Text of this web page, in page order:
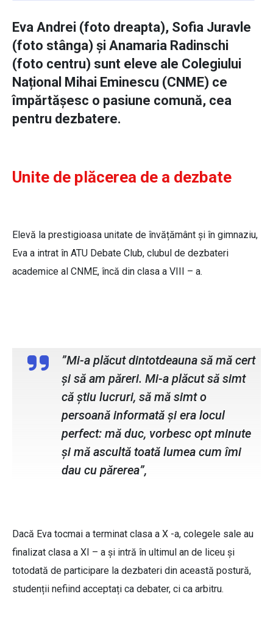
Eva Andrei (foto dreapta), Sofia Juravle
(foto stânga) și Anamaria Radinschi
(foto centru) sunt eleve ale Colegiului
Național Mihai Eminescu (CNME) ce
împărtășesc o pasiune comună, cea
pentru dezbatere.
Unite de plăcerea de a dezbate
Elevă la prestigioasa unitate de învățământ și în gimnaziu,
Eva a intrat în ATU Debate Club, clubul de dezbateri
academice al CNME, încă din clasa a VIII – a.
”Mi-a plăcut dintotdeauna să mă cert
și să am păreri. Mi-a plăcut să simt
că știu lucruri, să mă simt o
persoană informată și era locul
perfect: mă duc, vorbesc opt minute
și mă ascultă toată lumea cum îmi
dau cu părerea”,
Dacă Eva tocmai a terminat clasa a X -a, colegele sale au
finalizat clasa a XI – a și intră în ultimul an de liceu și
totodată de participare la dezbateri din această postură,
studenții nefiind acceptați ca debater, ci ca arbitru.